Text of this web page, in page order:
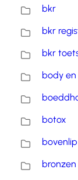
bkr
bkr
bkr
body
botox
bovenlip
bronzen